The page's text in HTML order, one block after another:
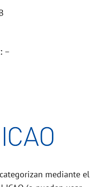
–
mediante el